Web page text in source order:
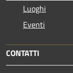
Luoghi
Eventi
CONTATTI